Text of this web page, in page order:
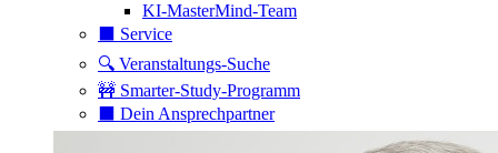
KI-MasterMind-Team
⬛️ Service
🔍 Veranstaltungs-Suche
🚧 Smarter-Study-Programm
⬛️ Dein Ansprechpartner